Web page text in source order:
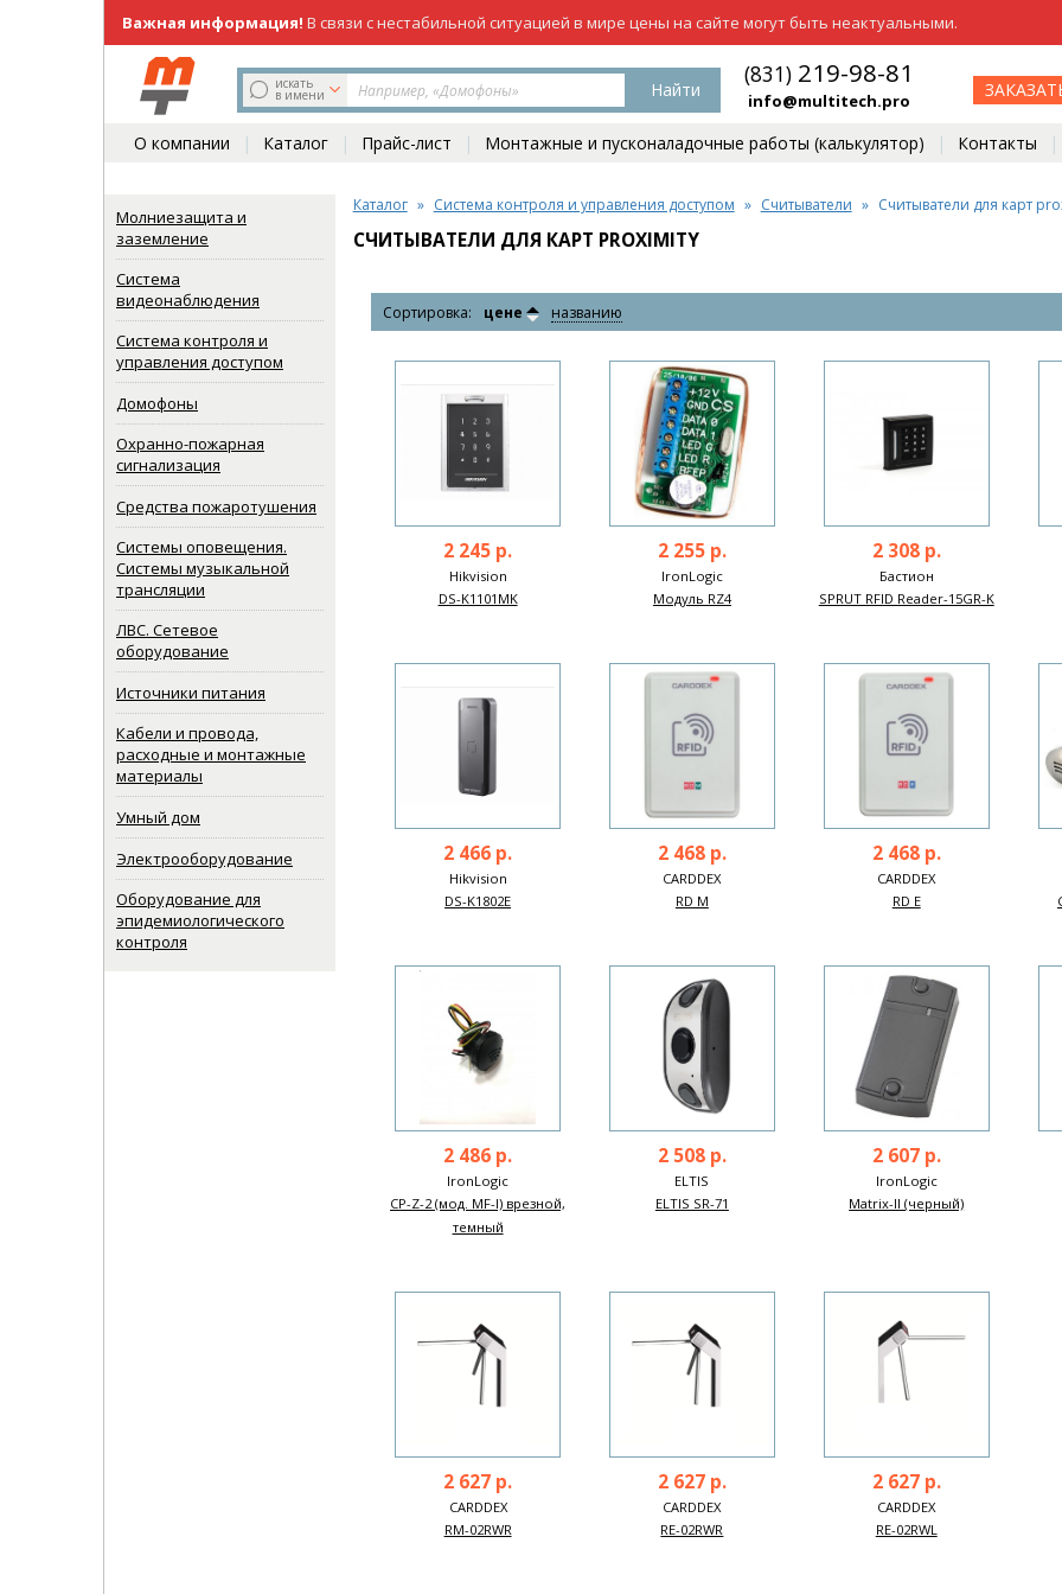
Важная информация! В связи с нестабильной ситуацией в мире цены на сайте могут быть неактуальными.
(831)219-98-81
искать
в имени Найти
(831) 219-98-81
info@multitech.pro
О компании Каталог Прайс-лист Монтажные и пусконаладочные работы (калькулятор) Контакты
Молниезащита и
заземление
Система
видеонаблюдения
Система контроля и
управления доступом
Домофоны
Охранно-пожарная
сигнализация
Средства пожаротушения
Системы оповещения.
Системы музыкальной
трансляции
ЛВС. Сетевое
оборудование
Источники питания
Кабели и провода,
расходные и монтажные
материалы
Умный дом
Электрооборудование
Оборудование для
эпидемиологического
контроля
Каталог Система контроля и управления доступом Считыватели Считыватели для карт
СЧИТЫВАТЕЛИ ДЛЯ КАРТ PROXIMITY
Сортировка: цене названию
2 245 р.
Hikvision
DS-K1101MK
2 255 р.
IronLogic
Модуль RZ4
2 308 р.
Бастион
SPRUT RFID Reader-15GR-K
2 466 р.
Hikvision
DS-K1802E
2 468 р.
CARDDEX
RD M
2 468 р.
CARDDEX
RD E
2 486 р.
IronLogic
CP-Z-2 (мод. MF-I) врезной,
темный
2 508 р.
ELTIS
ELTIS SR-71
2 607 р.
IronLogic
Matrix-II (черный)
2 627 р.
CARDDEX
RM-02RWR
2 627 р.
CARDDEX
RE-02RWR
2 627 р.
CARDDEX
RE-02RWL